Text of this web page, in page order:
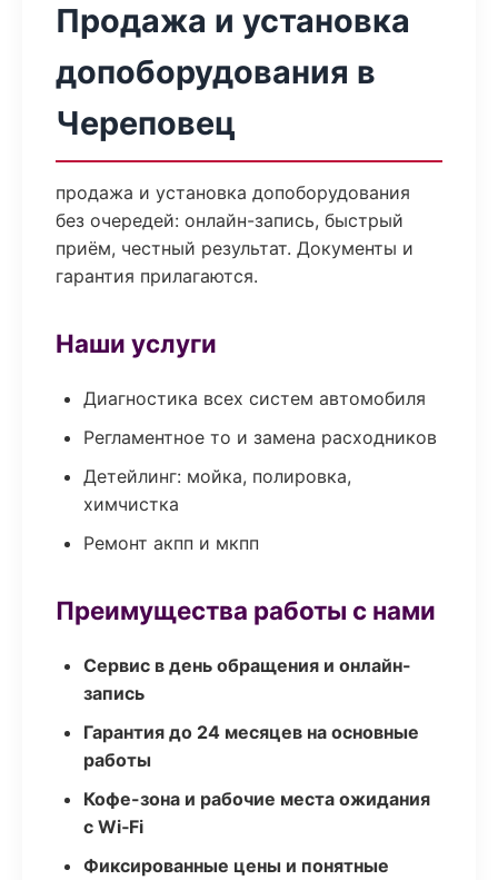
Продажа и установка
допоборудования в
Череповец
продажа и установка допоборудования
без очередей: онлайн-запись, быстрый
приём, честный результат. Документы и
гарантия прилагаются.
Наши услуги
Диагностика всех систем автомобиля
Регламентное то и замена расходников
Детейлинг: мойка, полировка,
химчистка
Ремонт акпп и мкпп
Преимущества работы с нами
Сервис в день обращения и онлайн-
запись
Гарантия до 24 месяцев на основные
работы
Кофе-зона и рабочие места ожидания
с Wi‑Fi
Фиксированные цены и понятные